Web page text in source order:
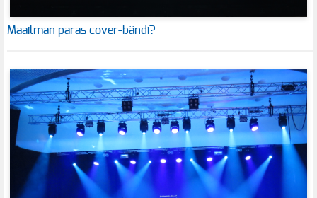
Maailman paras cover-bändi?